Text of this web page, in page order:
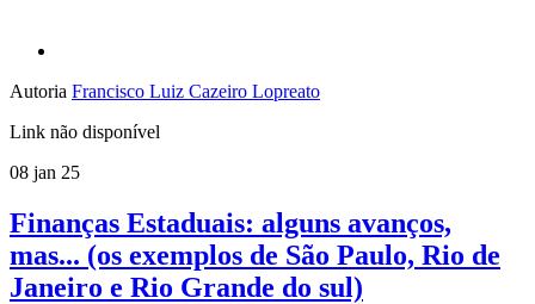
Autoria Francisco Luiz Cazeiro Lopreato
Link não disponível
08 jan 25
Finanças Estaduais: alguns avanços,
mas... (os exemplos de São Paulo, Rio de
Janeiro e Rio Grande do sul)